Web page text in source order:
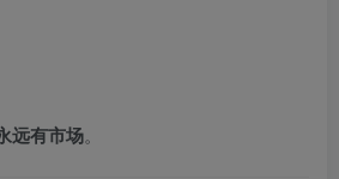
远有市场。